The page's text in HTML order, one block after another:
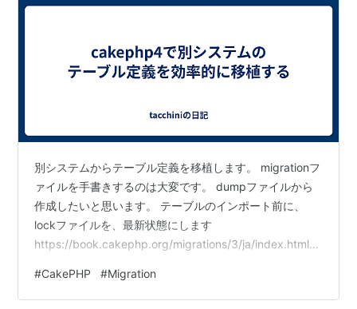
別システムからテーブル定義を移植します。 migrationフ
ァイルを手書きするのは大変です。 dumpファイルから
作成したいと思います。 テーブルのインポート前に、
lockファイルを、最新状態にします
https://book.cakephp.org/migrations/3/ja/index.html#s
migrations dump dumpファイルからテーブルをインポ
ート migrationファイルを作成 docker compose exec
#CakePHP #Migration